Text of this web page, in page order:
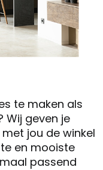
te maken als
Wij geven je
jou de winkel
en mooiste
passend